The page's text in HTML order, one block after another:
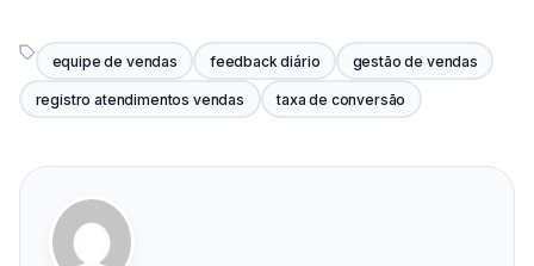
equipe de vendas feedback diário gestão de vendas
registro atendimentos vendas taxa de conversão